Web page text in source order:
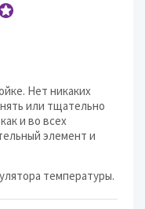
Нет никаких
или тщательно
и во всех
элемент и
температуры.